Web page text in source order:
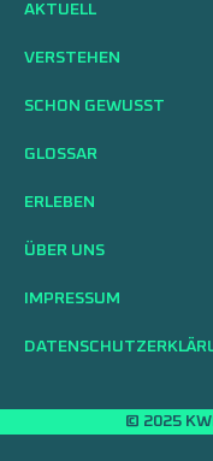
AKTUELL
VERSTEHEN
SCHON GEWUSST
GLOSSAR
ERLEBEN
ÜBER UNS
IMPRESSUM
© 2025